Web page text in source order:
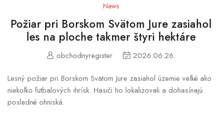
News
Požiar pri Borskom Svätom Jure zasiahol
les na ploche takmer štyri hektáre
obchodnyregister 2026.06.26.
Lesný požiar pri Borskom Svätom Jure zasiahol územie veľké ako
niekoľko futbalových ihrísk. Hasiči ho lokalizovali a dohasínajú
posledné ohniská.